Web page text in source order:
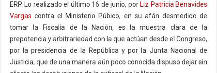
ERP. Lo realizado el último 16 de junio, por Liz Patricia Benavides
Vargas contra el Ministerio Púbico, en su afán desmedido de
tomar la Fiscalía de la Nación, es la muestra clara de la
prepotencia y arbitrariedad con la que actúan desde el Congreso,
por la presidencia de la República y por la Junta Nacional de
Justicia, que de una manera aún poco conocida dispuso dejar sin